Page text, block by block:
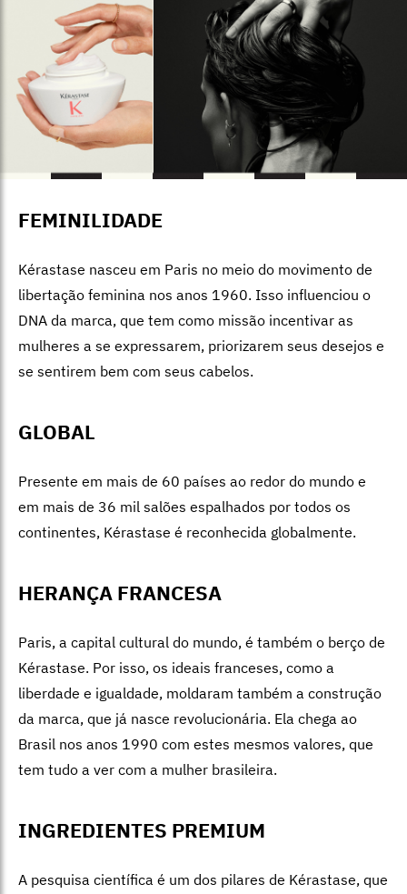
FEMINILIDADE
Kérastase nasceu em Paris no meio do movimento de
libertação feminina nos anos 1960. Isso influenciou o
DNA da marca, que tem como missão incentivar as
mulheres a se expressarem, priorizarem seus desejos e
se sentirem bem com seus cabelos.
GLOBAL
Presente em mais de 60 países ao redor do mundo e
em mais de 36 mil salões espalhados por todos os
continentes, Kérastase é reconhecida globalmente.
HERANÇA FRANCESA
Paris, a capital cultural do mundo, é também o berço de
Kérastase. Por isso, os ideais franceses, como a
liberdade e igualdade, moldaram também a construção
da marca, que já nasce revolucionária. Ela chega ao
Brasil nos anos 1990 com estes mesmos valores, que
tem tudo a ver com a mulher brasileira.
INGREDIENTES PREMIUM
A pesquisa científica é um dos pilares de Kérastase, que